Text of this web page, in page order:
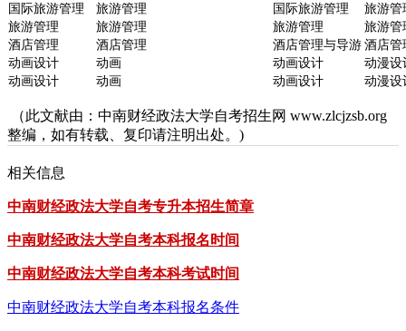
国际旅游管理
旅游管理 国际旅游管理
旅游管
旅游管理
旅游管理 旅游管理
旅游管
酒店管理
酒店管理 酒店管理与导游 酒店管
动画设计
动画 动画设计
动漫设
动画设计
动画 动画设计 动漫设
（此文献由：中南财经政法大学自考招生网 www.zlcjzsb.org
整编，如有转载、复印请注明出处。)
相关信息
中南财经政法大学自考专升本招生简章
中南财经政法大学自考本科报名时间
中南财经政法大学自考本科考试时间
中南财经政法大学自考本科报名条件